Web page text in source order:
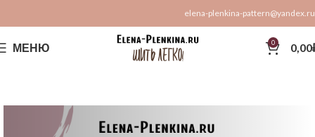
elena-plenkina-pattern@yandex.ru
МЕНЮ 0 0,00